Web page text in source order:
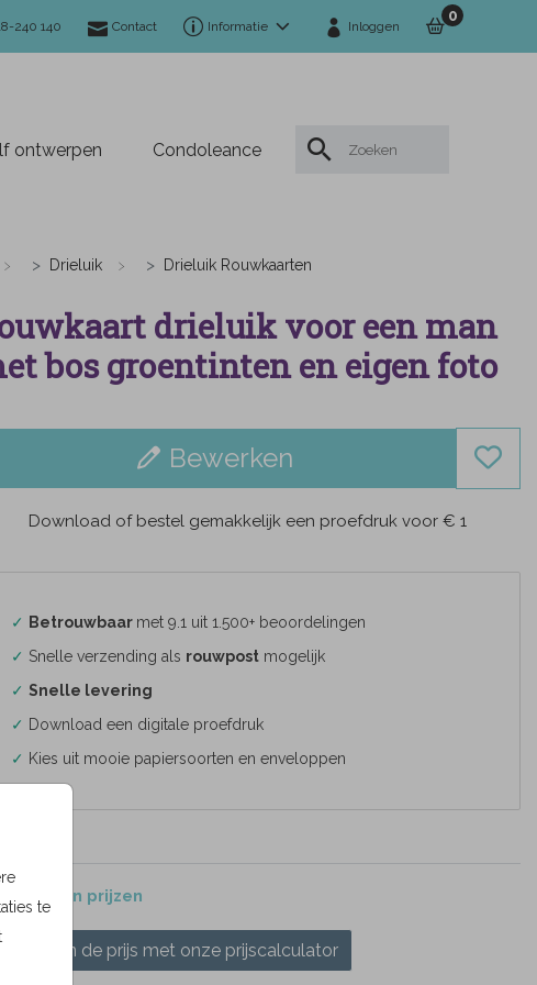
240 140 Contact Informatie Inloggen
0
ontwerpen Condoleance
te
Drieluik Drieluik Rouwkaarten
drieluik voor een man
bos groentinten en eigen foto
Bewerken
Download of bestel gemakkelijk een proefdruk voor € 1
✓ Betrouwbaar met 9.1 uit 1.500+ beoordelingen
✓ Snelle verzending als rouwpostmogelijk
✓ Snelle levering
✓ Download een digitale proefdruk
✓ Kies uit mooie papiersoorten en enveloppen
en prijzen
Bereken de prijs met onze prijscalculator